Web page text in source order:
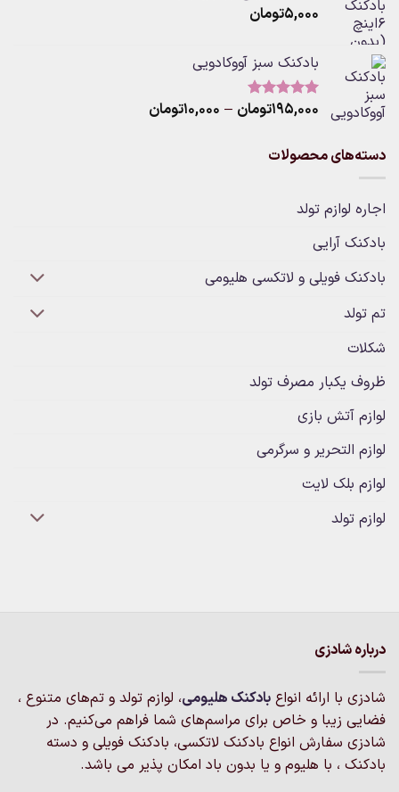
۵,۰۰۰تومان
بادکنک سبز آووکادویی
نمره5.00۱۹۵,۰۰۰تومان – ۱۰,۰۰۰تومان
دسته‌های محصولات
اجاره لوازم تولد
بادکنک آرایی
بادکنک فویلی و لاتکسی هلیومی
تم تولد
شکلات
ظروف یکبار مصرف تولد
لوازم آتش بازی
لوازم التحریر و سرگرمی
لوازم بلک لایت
لوازم تولد
درباره شادزی
شادزی با ارائه انواع بادکنک‌ هلیومی، لوازم تولد و تم‌های متنوع ،
فضایی زیبا و خاص برای مراسم‌های شما فراهم می‌کنیم. در
شادزی سفارش انواع بادکنک لاتکسی، بادکنک فویلی و دسته
بادکنک ، با هلیوم و یا بدون باد امکان پذیر می باشد.